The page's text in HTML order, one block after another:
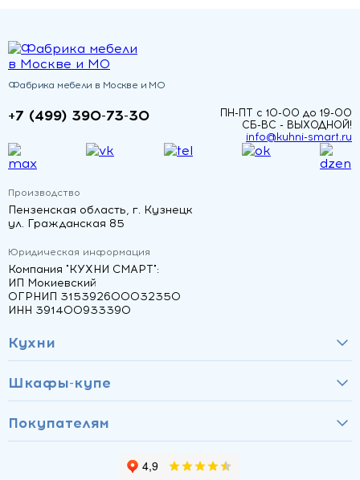
Фабрика мебели в Москве и МО
+7 (499) 390-73-30
ПН-ПТ с 10-00 до 19-00
СБ-ВС - ВЫХОДНОЙ!
info@kuhni-smart.ru
Производство
Пензенская область, г. Кузнецк
ул. Гражданская 85
Юридическая информация
Компания "КУХНИ СМАРТ":
ИП Мокиевский
ОГРНИП 315392600032350
ИНН 391400933390
Кухни
Шкафы-купе
Покупателям